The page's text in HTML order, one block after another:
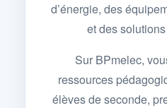
d’énergie, des
et des
Sur BPmelec,
ressources
élèves de seconde,